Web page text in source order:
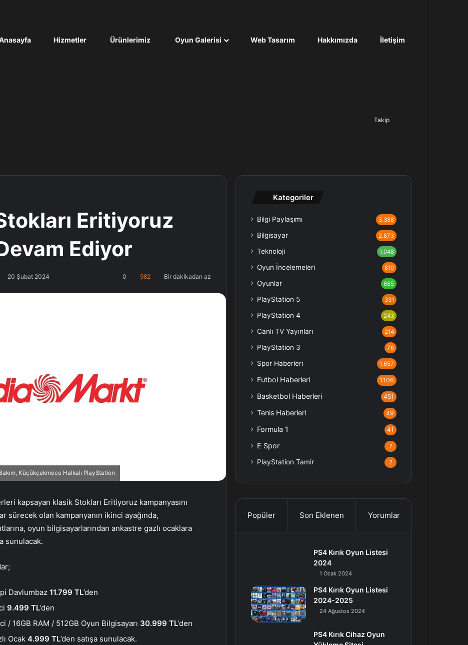
Hizmetler Ürünlerimiz Oyun Galerisi Web Tasarım Hakkımızda İletişim
Takip
Eritiyoruz
Ediyor
20 Şubat 2024 0 982 Bir dakikadan az
Küçükçekmece Halkalı PlayStation
kapsayan klasik Stokları Eritiyoruz kampanyasını
sürecek olan kampanyanın ikinci ayağında,
oyun bilgisayarlarından ankastre gazlı ocaklara
sunulacak.
Davlumbaz 11.799 TL’den
9.499 TL’den
16GB RAM / 512GB Oyun Bilgisayarı 30.999 TL’den
Ocak 4.999 TL’den satışa sunulacak.
Kategoriler
Bilgi Paylaşımı 3.388
Bilgisayar 2.873
Teknoloji 1.048
Oyun İncelemeleri 810
Oyunlar 685
PlayStation 5 331
PlayStation 4 243
Canlı TV Yayınları 214
PlayStation 3 76
Spor Haberleri 1.657
Futbol Haberleri 1.106
Basketbol Haberleri 451
Tenis Haberleri 49
Formula 1 41
E Spor 7
PlayStation Tamir 2
Popüler Son Eklenen Yorumlar
PS4 Kırık Oyun Listesi
2024
1 Ocak 2024
PS4 Kırık Oyun Listesi
2024-2025
24 Ağustos 2024
PS4 Kırık Cihaz Oyun